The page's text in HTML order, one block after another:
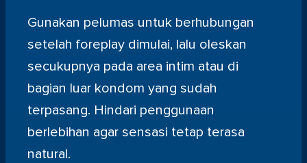
Gunakan pelumas untuk berhubungan
setelah foreplay dimulai, lalu oleskan
secukupnya pada area intim atau di
bagian luar kondom yang sudah
terpasang. Hindari penggunaan
berlebihan agar sensasi tetap terasa
natural.